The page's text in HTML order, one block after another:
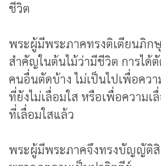
ชีวิต
พระผู้มีพระภาคทรงติเตียนภิก
สำคัญในต้นไม้ว่ามีชีวิต การได้
คนอื่นตัดบ้าง ไม่เป็นไปเพื่อคว
ที่ยังไม่เลื่อมใส หรือเพื่อความ
ที่เลื่อมใสแล้ว
พระผู้มีพระภาคจึงทรงบัญญัติ